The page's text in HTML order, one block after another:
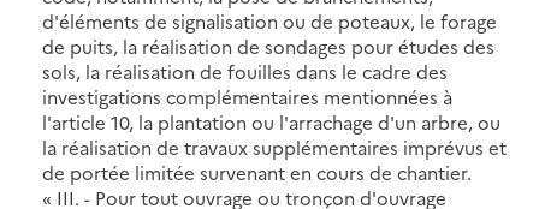
d'éléments de signalisation ou de poteaux, le forage
de puits, la réalisation de sondages pour études des
sols, la réalisation de fouilles dans le cadre des
investigations complémentaires mentionnées à
l'article 10, la plantation ou l'arrachage d'un arbre, ou
la réalisation de travaux supplémentaires imprévus et
de portée limitée survenant en cours de chantier.
« III. - Pour tout ouvrage ou tronçon d'ouvrage